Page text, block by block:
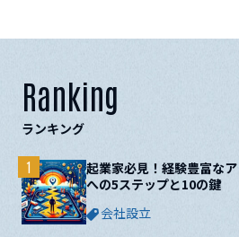
Ranking
ランキング
起業家必見！経験豊富な
への5ステップと10の鍵
会社設立
1